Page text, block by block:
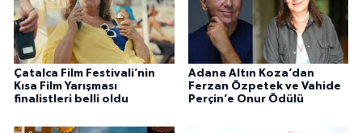
Çatalca Film Festivali’nin
Kısa Film Yarışması
finalistleri belli oldu
Adana Altın Koza’dan
Ferzan Özpetek ve Vahide
Perçin’e Onur Ödülü